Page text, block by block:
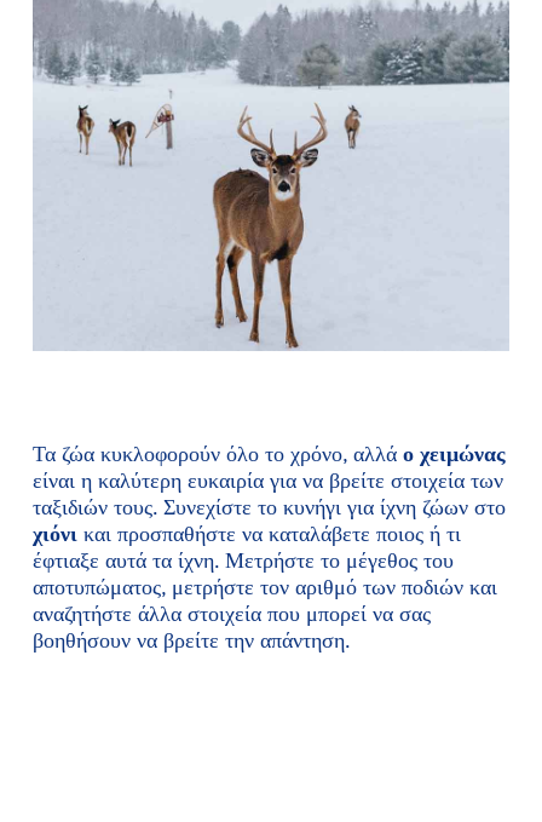
Τα ζώα κυκλοφορούν όλο το χρόνο, αλλά ο χειμώνας
είναι η καλύτερη ευκαιρία για να βρείτε στοιχεία των
ταξιδιών τους. Συνεχίστε το κυνήγι για ίχνη ζώων στο
χιόνικαι προσπαθήστε να καταλάβετε ποιος ή τι
έφτιαξε αυτά τα ίχνη. Μετρήστε το μέγεθος του
αποτυπώματος, μετρήστε τον αριθμό των ποδιών και
αναζητήστε άλλα στοιχεία που μπορεί να σας
βοηθήσουν να βρείτε την απάντηση.